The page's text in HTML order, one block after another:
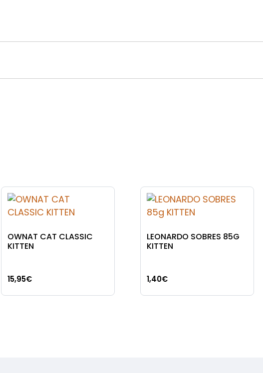
OWNAT CAT CLASSIC
KITTEN
15,95€
Este
LEONARDO SOBRES 85G
KITTEN
1,40€